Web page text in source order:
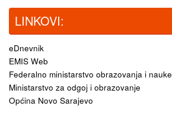
LINKOVI:
eDnevnik
EMIS Web
Federalno ministarstvo obrazovanja i nauke
Ministarstvo za odgoj i obrazovanje
Općina Novo Sarajevo